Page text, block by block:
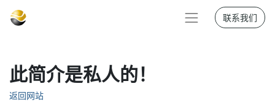
联系我们
此简介是私人的！
返回网站